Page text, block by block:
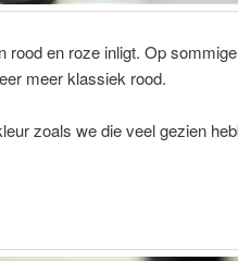
rood en roze inligt. Op sommige
meer klassiek rood.
zoals we die veel gezien